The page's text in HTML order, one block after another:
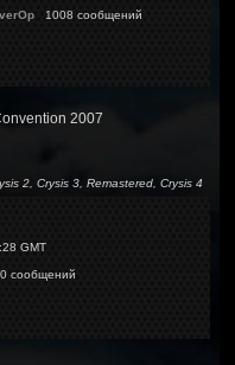
1008 сообщений
2007
2, Crysis 3, Remastered, Crysis 4
GMT
сообщений